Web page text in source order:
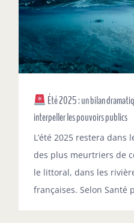
Été 2025 : un bilan
interpeller les pouvoirs publics
L’été 2025 restera dans
des plus meurtriers de
le littoral, dans les
françaises. Selon Santé